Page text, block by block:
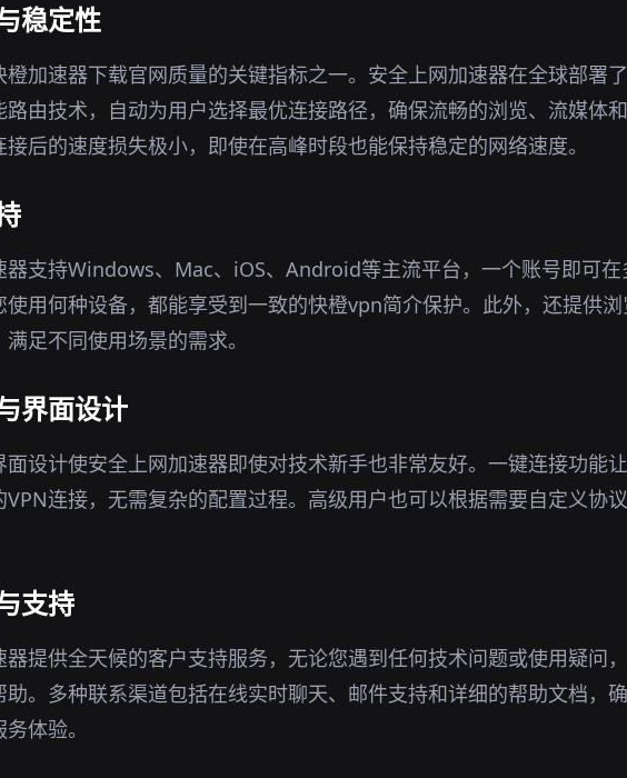
稳定性
橙加速器下载官网质量的关键指标之一。安全上网加速器在全球部署
路由技术，自动为用户选择最优连接路径，确保流畅的浏览、流媒体
后的速度损失极小，即使在高峰时段也能保持稳定的网络速度。
器支持Windows、Mac、iOS、Android等主流平台，一个账号即可
使用何种设备，都能享受到一致的快橙vpn简介保护。此外，还提供
足不同使用场景的需求。
界面设计
面设计使安全上网加速器即使对技术新手也非常友好。一键连接功能
VPN连接，无需复杂的配置过程。高级用户也可以根据需要自定义协
支持
器提供全天候的客户支持服务，无论您遇到任何技术问题或使用疑问
助。多种联系渠道包括在线实时聊天、邮件支持和详细的帮助文档，
体验。